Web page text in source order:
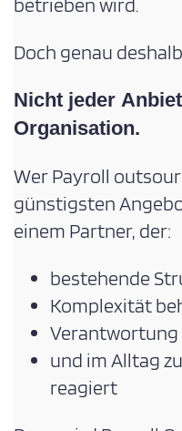
Doch genau
Nicht jeder
Organisation.
Wer Payroll
günstigsten
einem Partner, der:
bestehende
Komplexität
und im Alltag
reagiert